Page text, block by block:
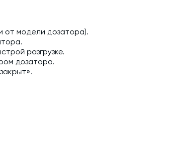
от модели дозатора).
разгрузке.
дозатора.